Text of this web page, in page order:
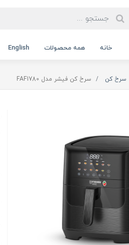
خانه همه محصولات English
سرخ کن سرخ كن فیشر مدل FAF1780